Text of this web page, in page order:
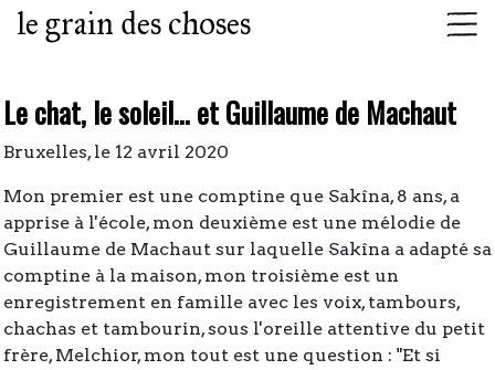
le grain des choses
Le chat, le soleil... et Guillaume de Machaut
Bruxelles, le 12 avril 2020
Mon premier est une comptine que Sakîna, 8 ans, a
apprise à l'école, mon deuxième est une mélodie de
Guillaume de Machaut sur laquelle Sakîna a adapté sa
comptine à la maison, mon troisième est un
enregistrement en famille avec les voix, tambours,
chachas et tambourin, sous l'oreille attentive du petit
frère, Melchior, mon tout est une question : "Et si